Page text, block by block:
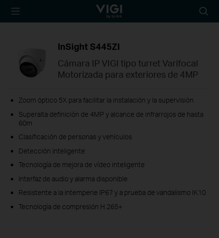
TP-Link, Reliably
InSight S445ZI
Cámara IP VIGI tipo turret Varifocal
Motorizada para exteriores de 4MP
Zoom óptico 5X para facilitar la instalación y la supervisión
Superalta definición de 4MP y alcance de infrarrojos de hasta
60m
Clasificación de personas y vehículos
Detección inteligente
Tecnología de mejora de vídeo inteligente
Interfaz de audio y alarma disponible
Resistente a la intemperie IP67 y a prueba de vandalismo IK10
Tecnología de compresión H.265+